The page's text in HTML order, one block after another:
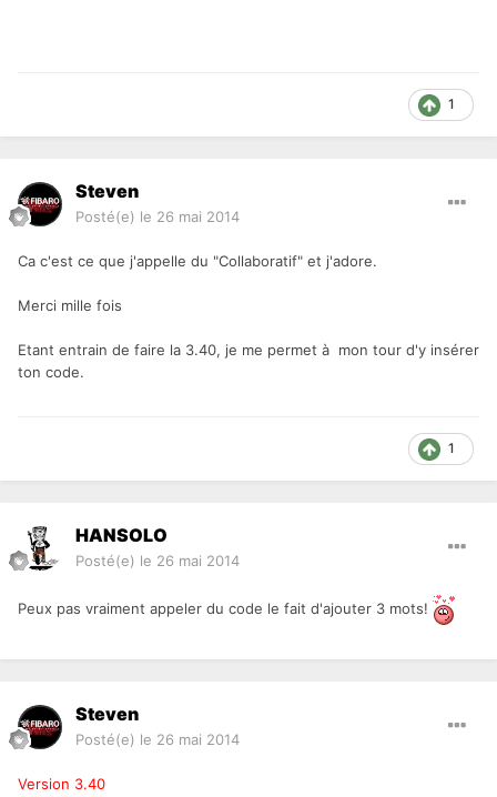
1
Steven
Posté(e) le 26 mai 2014
Ca c'est ce que j'appelle du "Collaboratif" et j'adore.
Merci mille fois
Etant entrain de faire la 3.40, je me permet à mon tour d'y insérer
ton code.
1
HANSOLO
Posté(e) le 26 mai 2014
Peux pas vraiment appeler du code le fait d'ajouter 3 mots!
Steven
Posté(e) le 26 mai 2014
Version 3.40